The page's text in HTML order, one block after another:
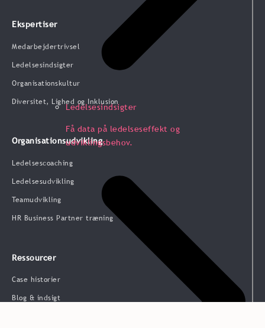
Ledelsesindsigter
Få data på ledelseseffekt og
udviklingsbehov.
Ekspertiser
Medarbejdertrivsel
Ledelsesindsigter
Organisationskultur
Diversitet, Lighed og Inklusion
Organisationsudvikling
Ledelsescoaching
Ledelsesudvikling
Teamudvikling
HR Business Partner træning
Ressourcer
Case historier
Blog & indsigt